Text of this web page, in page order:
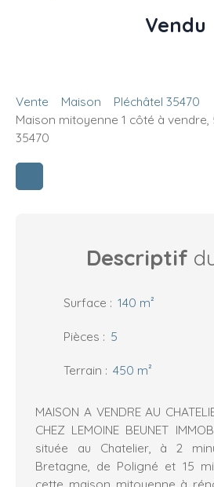
Vendu
Vente Maison
Pléchâtel 35470
Maison mitoyenne 1 côté à vendre,
35470
Descriptif
Surface : 140 m²
Pièces : 5
Terrain : 450 m²
MAISON A VENDRE AU
CHEZ LEMOINE BEUNET
située au Chatelier, à 2
Bretagne, de Poligné et 15
cette maison mitoyenne à